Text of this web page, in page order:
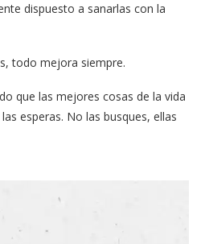
dispuesto a sanarlas con la
todo mejora siempre.
que las mejores cosas de la vida
esperas. No las busques, ellas